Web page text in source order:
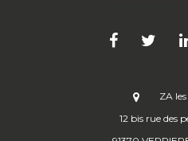
ZA
12 bis rue des